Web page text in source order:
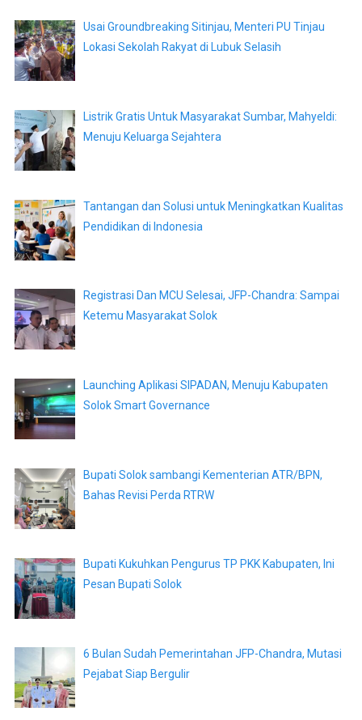
Usai Groundbreaking Sitinjau, Menteri PU Tinjau
Lokasi Sekolah Rakyat di Lubuk Selasih
Listrik Gratis Untuk Masyarakat Sumbar, Mahyeldi:
Menuju Keluarga Sejahtera
Tantangan dan Solusi untuk Meningkatkan Kualitas
Pendidikan di Indonesia
Registrasi Dan MCU Selesai, JFP-Chandra: Sampai
Ketemu Masyarakat Solok
Launching Aplikasi SIPADAN, Menuju Kabupaten
Solok Smart Governance
Bupati Solok sambangi Kementerian ATR/BPN,
Bahas Revisi Perda RTRW
Bupati Kukuhkan Pengurus TP PKK Kabupaten, Ini
Pesan Bupati Solok
6 Bulan Sudah Pemerintahan JFP-Chandra, Mutasi
Pejabat Siap Bergulir